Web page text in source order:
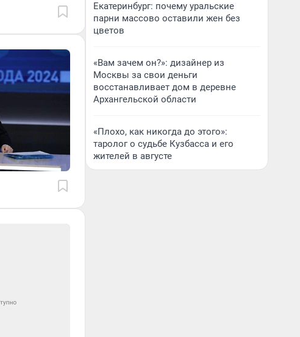
Екатеринбург: почему уральские
парни массово оставили жен без
цветов
«Вам зачем он?»: дизайнер из
Москвы за свои деньги
восстанавливает дом в деревне
Архангельской области
«Плохо, как никогда до этого»:
таролог о судьбе Кузбасса и его
жителей в августе